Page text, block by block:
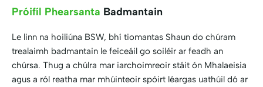
Próifíl Phearsanta Badmantain
Le linn na hoiliúna BSW, bhí tiomantas Shaun do chúram
trealaimh badmantain le feiceáil go soiléir ar feadh an
chúrsa. Thug a chúlra mar iarchoimreoir stáit ón Mhalaeisia
agus a ról reatha mar mhúinteoir spóirt léargas uathúil dó ar